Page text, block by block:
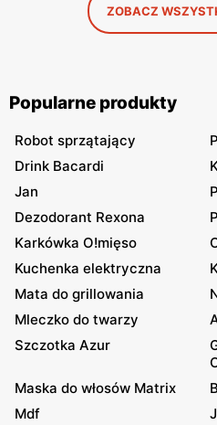
ZOBACZ
Popularne produkty
Robot sprzątający
Drink Bacardi
Jan
Dezodorant Rexona
Karkówka O!mięso
Kuchenka elektryczna
Mata do grillowania
Mleczko do twarzy
Szczotka Azur
Maska do włosów Matrix
Mdf